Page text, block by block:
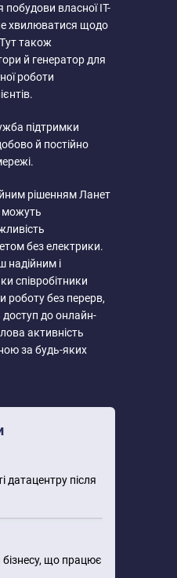
побудови власної IT-
хвилюватися щодо
також
й генератор для
роботи
підтримки
й постійно
рішенням Ланет
можуть
без електрики.
надійним і
співробітники
без перерв,
доступ до онлайн-
активність
за будь-яких
датацентру після
бізнесу, що працює